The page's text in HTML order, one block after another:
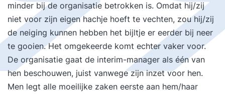
minder bij de organisatie betrokken is. Omdat hij/zij
niet voor zijn eigen hachje hoeft te vechten, zou hij/zij
de neiging kunnen hebben het bijltje er eerder bij neer
te gooien. Het omgekeerde komt echter vaker voor.
De organisatie gaat de interim-manager als één van
hen beschouwen, juist vanwege zijn inzet voor hen.
Men legt alle moeilijke zaken eerste aan hem/haar